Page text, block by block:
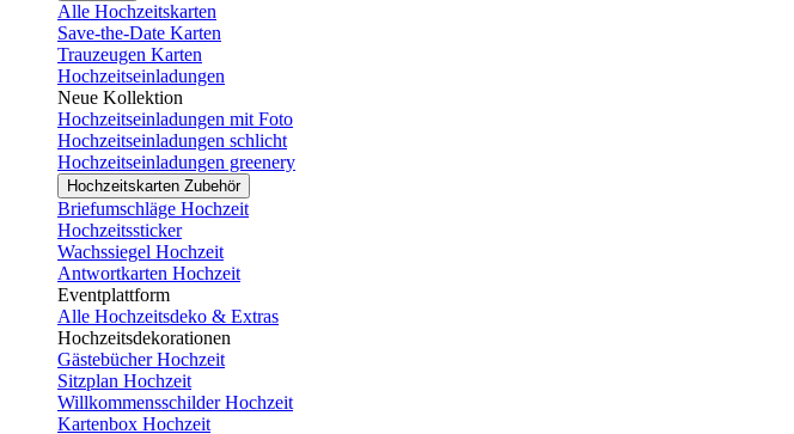
Alle Hochzeitskarten
Save-the-Date Karten
Trauzeugen Karten
Hochzeitseinladungen
Neue Kollektion
Hochzeitseinladungen mit Foto
Hochzeitseinladungen schlicht
Hochzeitseinladungen greenery
Hochzeitskarten Zubehör
Briefumschläge Hochzeit
Hochzeitssticker
Wachssiegel Hochzeit
Antwortkarten Hochzeit
Eventplattform
Alle Hochzeitsdeko & Extras
Hochzeitsdekorationen
Gästebücher Hochzeit
Sitzplan Hochzeit
Willkommensschilder Hochzeit
Kartenbox Hochzeit